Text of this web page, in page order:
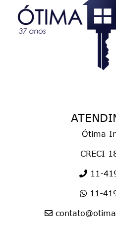
Ótima
CRECI
11-
11-